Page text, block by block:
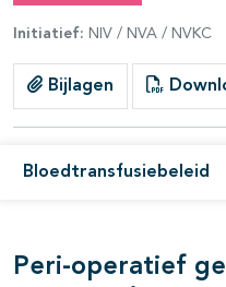
Initiatief: NIV / NVA / NVKC
Bijlagen
Bloedtransfusiebeleid
open- en
open- en
Peri-operatief